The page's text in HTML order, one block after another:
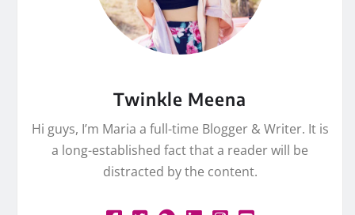
Twinkle Meena
Hi guys, I’m Maria a full-time Blogger & Writer. It is
a long-established fact that a reader will be
distracted by the content.